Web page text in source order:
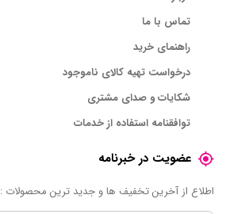
تماس با ما
راهنمای خرید
درخواست تهیه کالای ناموجود
شکایات و صدای مشتری
توافقنامه استفاده از خدمات
عضویت در خبرنامه
اطلاع از آخرین تخفیف ها و جدید ترین محصولات :